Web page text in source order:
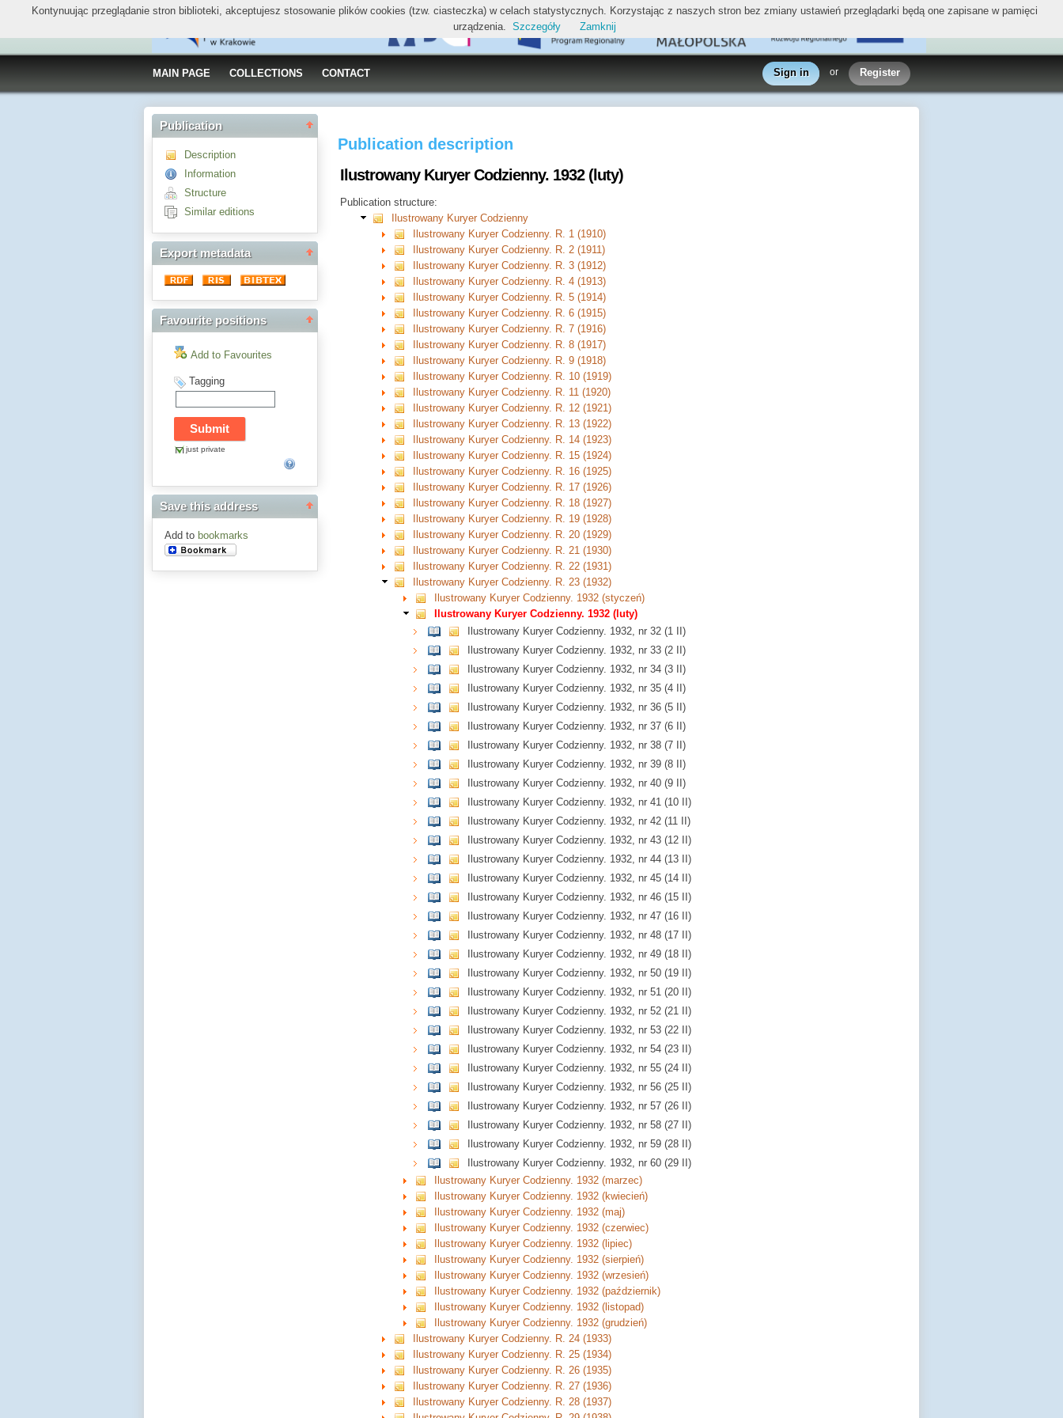
MAIN PAGE COLLECTIONS CONTACT Sign in or Register
Publication
Description
Information
Structure
Similar editions
Export metadata
Favourite positions
Add to Favourites
Tagging
just private
Save this address
Add to bookmarks
Publication description
Ilustrowany Kuryer Codzienny. 1932 (luty)
Publication structure:
Ilustrowany Kuryer Codzienny
Ilustrowany Kuryer Codzienny. R. 1 (1910)
Ilustrowany Kuryer Codzienny. R. 2 (1911)
Ilustrowany Kuryer Codzienny. R. 3 (1912)
Ilustrowany Kuryer Codzienny. R. 4 (1913)
Ilustrowany Kuryer Codzienny. R. 5 (1914)
Ilustrowany Kuryer Codzienny. R. 6 (1915)
Ilustrowany Kuryer Codzienny. R. 7 (1916)
Ilustrowany Kuryer Codzienny. R. 8 (1917)
Ilustrowany Kuryer Codzienny. R. 9 (1918)
Ilustrowany Kuryer Codzienny. R. 10 (1919)
Ilustrowany Kuryer Codzienny. R. 11 (1920)
Ilustrowany Kuryer Codzienny. R. 12 (1921)
Ilustrowany Kuryer Codzienny. R. 13 (1922)
Ilustrowany Kuryer Codzienny. R. 14 (1923)
Ilustrowany Kuryer Codzienny. R. 15 (1924)
Ilustrowany Kuryer Codzienny. R. 16 (1925)
Ilustrowany Kuryer Codzienny. R. 17 (1926)
Ilustrowany Kuryer Codzienny. R. 18 (1927)
Ilustrowany Kuryer Codzienny. R. 19 (1928)
Ilustrowany Kuryer Codzienny. R. 20 (1929)
Ilustrowany Kuryer Codzienny. R. 21 (1930)
Ilustrowany Kuryer Codzienny. R. 22 (1931)
Ilustrowany Kuryer Codzienny. R. 23 (1932)
Ilustrowany Kuryer Codzienny. 1932 (styczeń)
Ilustrowany Kuryer Codzienny. 1932 (luty)
Ilustrowany Kuryer Codzienny. 1932, nr 32 (1 II)
Ilustrowany Kuryer Codzienny. 1932, nr 33 (2 II)
Ilustrowany Kuryer Codzienny. 1932, nr 34 (3 II)
Ilustrowany Kuryer Codzienny. 1932, nr 35 (4 II)
Ilustrowany Kuryer Codzienny. 1932, nr 36 (5 II)
Ilustrowany Kuryer Codzienny. 1932, nr 37 (6 II)
Ilustrowany Kuryer Codzienny. 1932, nr 38 (7 II)
Ilustrowany Kuryer Codzienny. 1932, nr 39 (8 II)
Ilustrowany Kuryer Codzienny. 1932, nr 40 (9 II)
Ilustrowany Kuryer Codzienny. 1932, nr 41 (10 II)
Ilustrowany Kuryer Codzienny. 1932, nr 42 (11 II)
Ilustrowany Kuryer Codzienny. 1932, nr 43 (12 II)
Ilustrowany Kuryer Codzienny. 1932, nr 44 (13 II)
Ilustrowany Kuryer Codzienny. 1932, nr 45 (14 II)
Ilustrowany Kuryer Codzienny. 1932, nr 46 (15 II)
Ilustrowany Kuryer Codzienny. 1932, nr 47 (16 II)
Ilustrowany Kuryer Codzienny. 1932, nr 48 (17 II)
Ilustrowany Kuryer Codzienny. 1932, nr 49 (18 II)
Ilustrowany Kuryer Codzienny. 1932, nr 50 (19 II)
Ilustrowany Kuryer Codzienny. 1932, nr 51 (20 II)
Ilustrowany Kuryer Codzienny. 1932, nr 52 (21 II)
Ilustrowany Kuryer Codzienny. 1932, nr 53 (22 II)
Ilustrowany Kuryer Codzienny. 1932, nr 54 (23 II)
Ilustrowany Kuryer Codzienny. 1932, nr 55 (24 II)
Ilustrowany Kuryer Codzienny. 1932, nr 56 (25 II)
Ilustrowany Kuryer Codzienny. 1932, nr 57 (26 II)
Ilustrowany Kuryer Codzienny. 1932, nr 58 (27 II)
Ilustrowany Kuryer Codzienny. 1932, nr 59 (28 II)
Ilustrowany Kuryer Codzienny. 1932, nr 60 (29 II)
Ilustrowany Kuryer Codzienny. 1932 (marzec)
Ilustrowany Kuryer Codzienny. 1932 (kwiecień)
Ilustrowany Kuryer Codzienny. 1932 (maj)
Ilustrowany Kuryer Codzienny. 1932 (czerwiec)
Ilustrowany Kuryer Codzienny. 1932 (lipiec)
Ilustrowany Kuryer Codzienny. 1932 (sierpień)
Ilustrowany Kuryer Codzienny. 1932 (wrzesień)
Ilustrowany Kuryer Codzienny. 1932 (październik)
Ilustrowany Kuryer Codzienny. 1932 (listopad)
Ilustrowany Kuryer Codzienny. 1932 (grudzień)
Ilustrowany Kuryer Codzienny. R. 24 (1933)
Ilustrowany Kuryer Codzienny. R. 25 (1934)
Ilustrowany Kuryer Codzienny. R. 26 (1935)
Ilustrowany Kuryer Codzienny. R. 27 (1936)
Ilustrowany Kuryer Codzienny. R. 28 (1937)
Kontynuując przeglądanie stron biblioteki, akceptujesz stosowanie plików cookies (tzw. ciasteczka) w celach statystycznych. Korzystając z naszych stron bez zmiany ustawień przeglądarki będą one zapisane w pamięci
urządzenia. Szczegóły Zamknij